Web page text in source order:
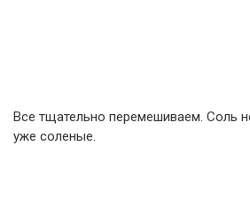
Все тщательно перемешиваем. Соль
уже соленые.